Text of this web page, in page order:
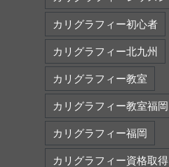
カリグラフィー初心者
カリグラフィー北九州
カリグラフィー教室
カリグラフィー教室福岡
カリグラフィー福岡
カリグラフィー資格取得